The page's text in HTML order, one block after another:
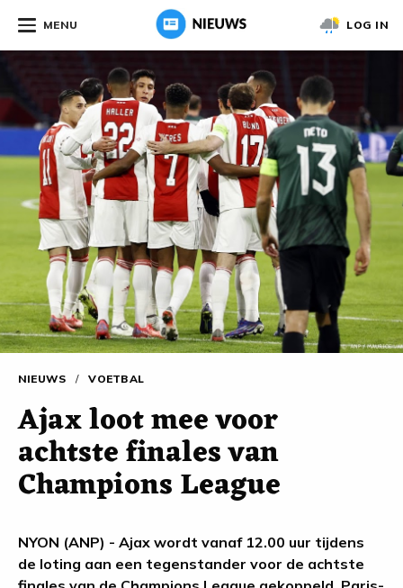
MENU LOG IN
NIEUWS / VOETBAL
Ajax loot mee voor
achtste finales van
Champions League
NYON (ANP) - Ajax wordt vanaf 12.00 uur tijdens
de loting aan een tegenstander voor de achtste